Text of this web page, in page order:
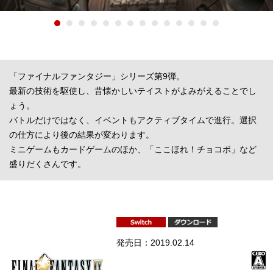
「ファイナルファンタジー」シリーズ第9弾。
最新の技術を駆使し、昔懐かしいテイストがよみがえることでし
ょう。
バトルだけではなく、イベントもアクティブタイムで進行。選択
の仕方により後の結果が変わります。
ミニゲームもカードゲームのほか、「ここほれ！チョコボ」など
盛りだくさんです。
発売日：2019.02.14